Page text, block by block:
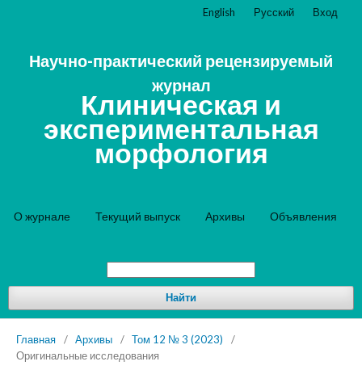
Научно-практический рецензируемый
журнал
Клиническая и
экспериментальная
морфология
О журнале Текущий выпуск Архивы Объявления
Найти
English Русский Вход
Главная / Архивы / Том 12 № 3 (2023)
/
Оригинальные исследования